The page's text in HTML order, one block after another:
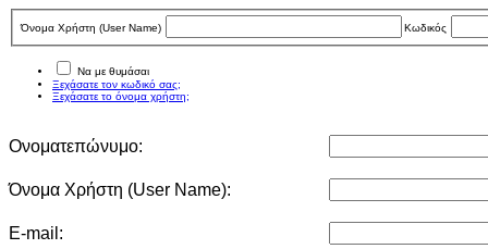
Όνομα Χρήστη (User Νame) Κωδικός
Να με θυμάσαι
Ξεχάσατε τον κωδικό σας;
Ξεχάσατε το όνομα χρήστη;
Ονοματεπώνυμο:
Όνομα Χρήστη (User Νame):
E-mail: